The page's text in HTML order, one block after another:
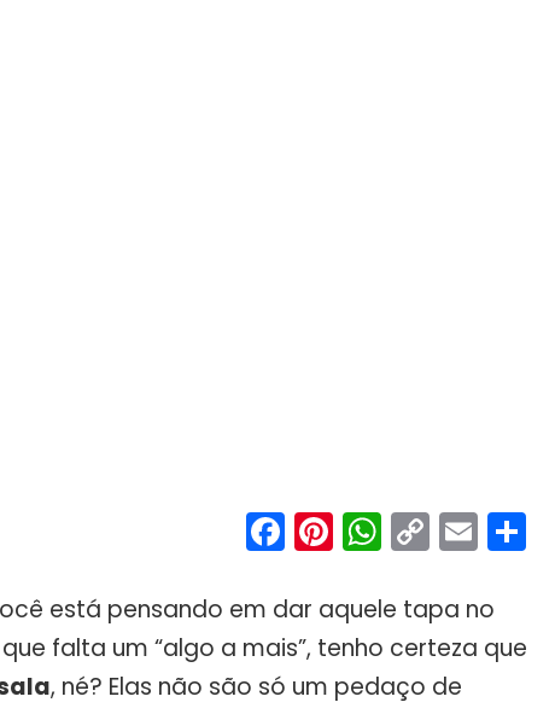
Facebook
Pinterest
WhatsApp
Copy
Link
Email
está pensando em dar aquele tapa no
falta um “algo a mais”, tenho certeza que
, né? Elas não são só um pedaço de